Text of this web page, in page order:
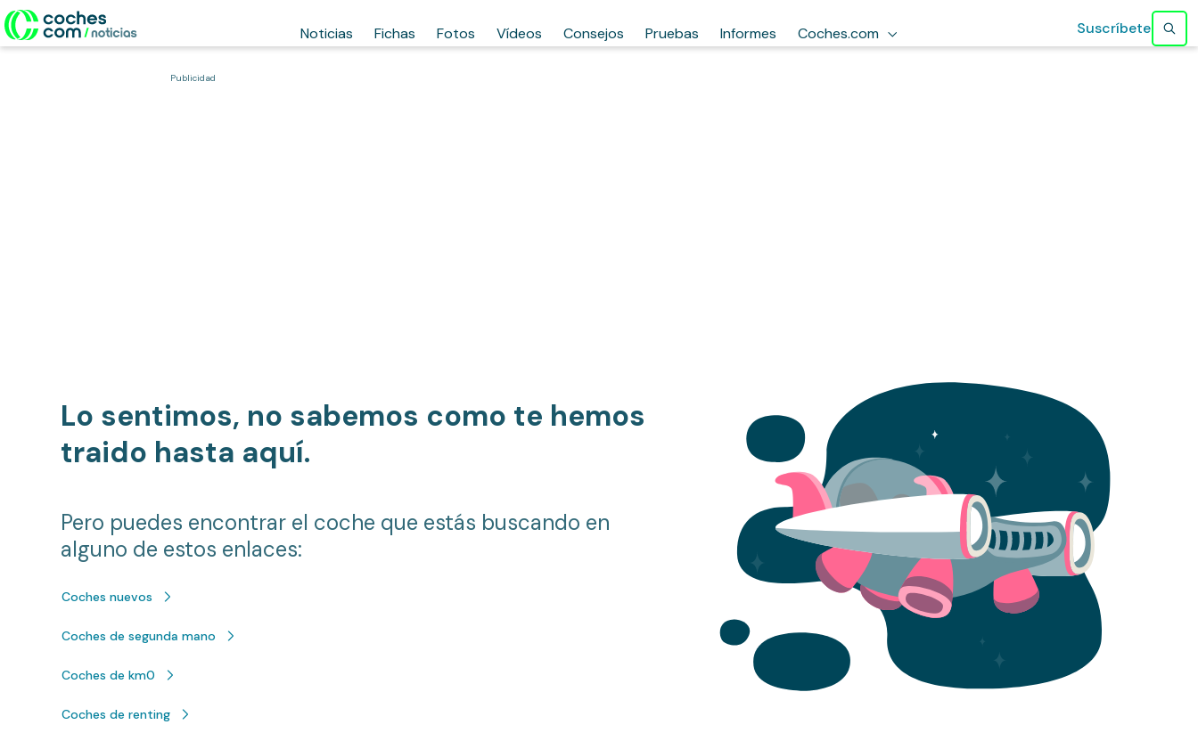
Noticias Fichas Fotos Vídeos Consejos Pruebas Informes Coches.com Suscríbete
Publicidad
Lo sentimos, no sabemos como te hemos
traido hasta aquí.
Pero puedes encontrar el coche que estás buscando en
alguno de estos enlaces:
Coches nuevos
Coches de segunda mano
Coches de km0
Coches de renting